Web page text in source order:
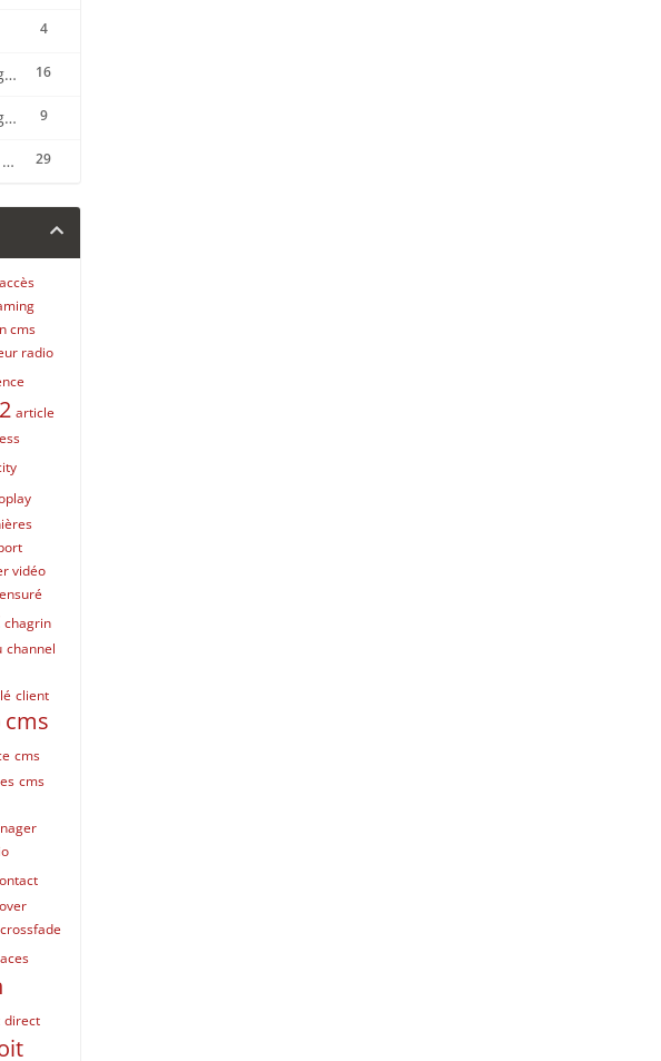
4
16
Tutoriels vidéos du Manager Radio CentovaCast
9
Tutoriels vidéos du Manager Radio STREAMING CENTER
29
Tutoriels vidéos et pdf du CMS Radio Wordpress + OnAir2/Pro.Radio
accès
cms
radio
article
vidéo
chagrin
channel
client
cms
cms
cms
crossfade
direct